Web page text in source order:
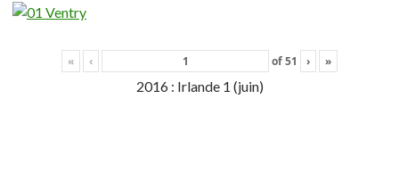
« ‹ of51 › »
2016 : Irlande 1 (juin)